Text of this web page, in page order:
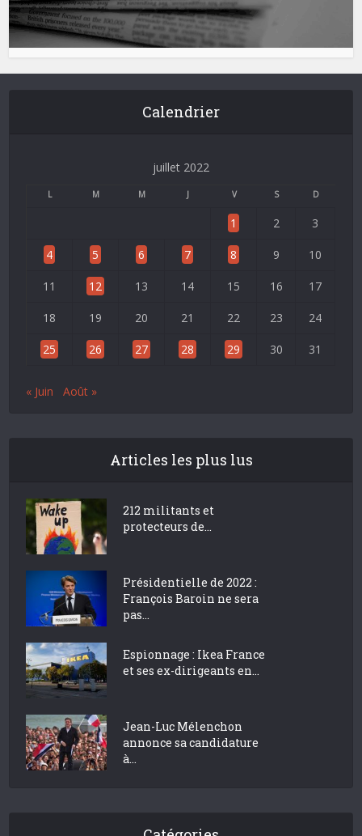
Calendrier
juillet 2022
L M M J V S D
1 2 3
4 5 6 7 8 9 10
11 12 13 14 15 16 17
18 19 20 21 22 23 24
25 26 27 28 29 30 31
« Juin Août »
Articles les plus lus
212 militants et
protecteurs de...
Présidentielle de 2022 :
François Baroin ne sera
pas...
Espionnage : Ikea France
et ses ex-dirigeants en...
Jean-Luc Mélenchon
annonce sa candidature
à...